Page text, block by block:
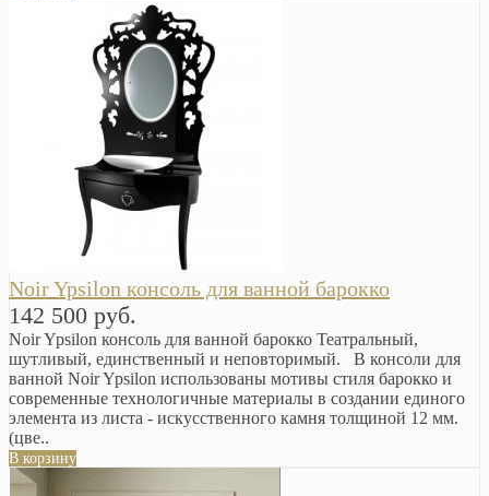
Noir Ypsilon консоль для ванной барокко
142 500 руб.
Noir Ypsilon консоль для ванной барокко Театральный,
шутливый, единственный и неповторимый. В консоли для
ванной Noir Ypsilon использованы мотивы стиля барокко и
современные технологичные материалы в создании единого
элемента из листа - искусственного камня толщиной 12 мм.
(цве..
В корзину